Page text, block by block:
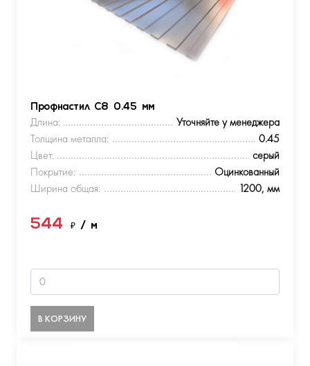
Профнастил С8 0.45 мм
Длина:
Уточняйте у менеджера
Толщина металла:
0.45
Цвет:
серый
Покрытие:
Оцинкованный
Ширина общая:
1200, мм
544 ₽ / м
В КОРЗИНУ